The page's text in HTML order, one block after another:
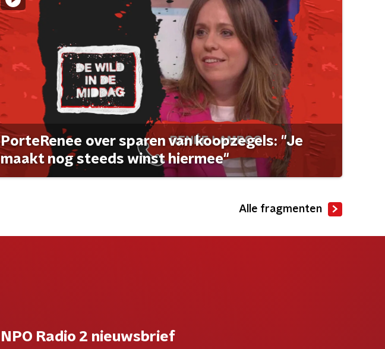
PorteRenee over sparen van koopzegels: "Je
maakt nog steeds winst hiermee"
Alle fragmenten
NPO Radio 2 nieuwsbrief